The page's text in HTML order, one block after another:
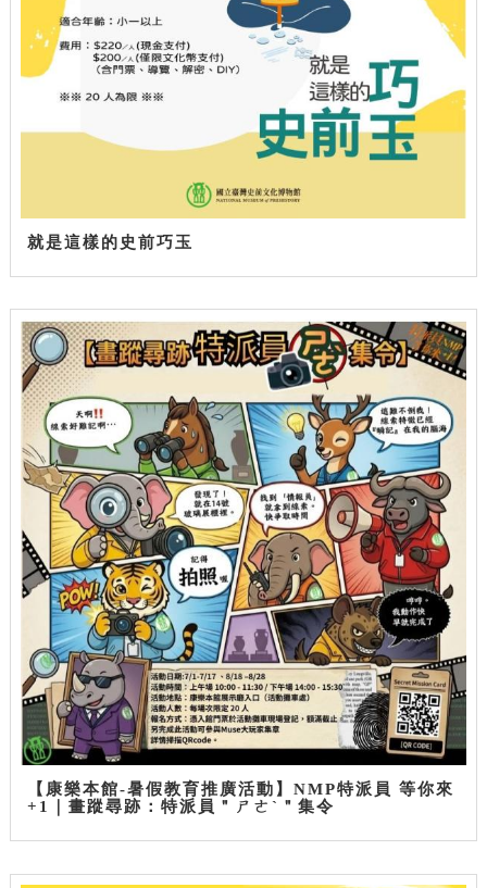
就是這樣的史前巧玉
【康樂本館-暑假教育推廣活動】NMP特派員 等你來
+1｜畫蹤尋跡：特派員＂ㄕㄜˋ＂集令